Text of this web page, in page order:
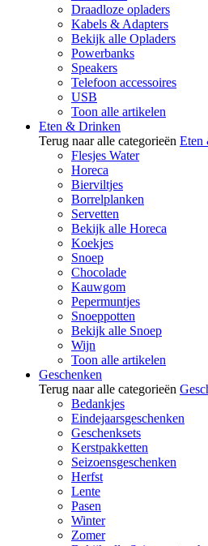
Draadloze opladers
Kabels & Adapters
Bekijk alle Opladers
Powerbanks
Speakers
Telefoon accessoires
USB
Toon alle artikelen
Eten & Drinken
Terug naar alle categorieën Eten
Flesjes Water
Horeca
Bierviltjes
Borrelplanken
Servetten
Bekijk alle Horeca
Koekjes
Snoep
Chocolade
Kauwgom
Pepermuntjes
Snoeppotten
Bekijk alle Snoep
Wijn
Toon alle artikelen
Geschenken
Terug naar alle categorieën
Bedankjes
Eindejaarsgeschenken
Geschenksets
Kerstpakketten
Seizoensgeschenken
Herfst
Lente
Pasen
Winter
Zomer